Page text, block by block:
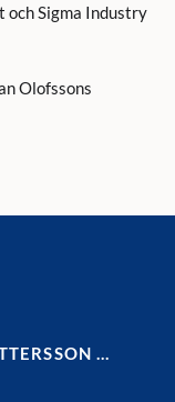
och Sigma Industry
Olofssons
…